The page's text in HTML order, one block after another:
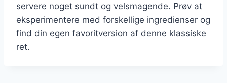
servere noget sundt og velsmagende. Prøv at
eksperimentere med forskellige ingredienser og
find din egen favoritversion af denne klassiske
ret.